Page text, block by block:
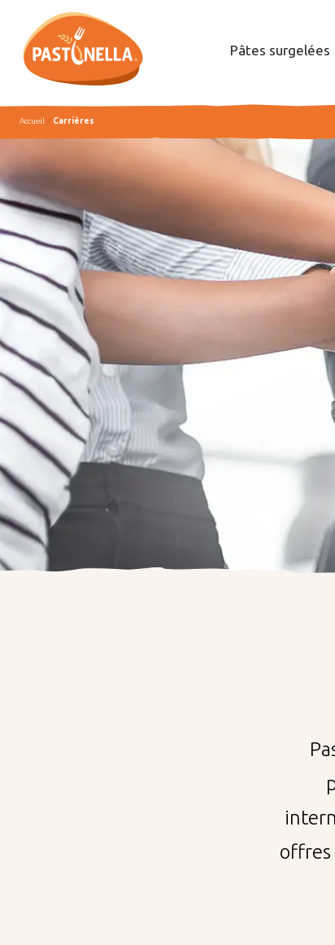
Pâtes surgelées
Accueil Carrières
offres